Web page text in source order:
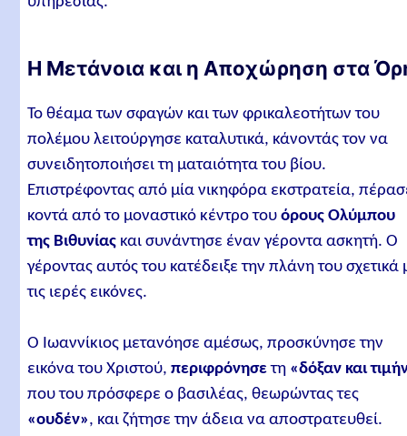
Η Μετάνοια και η Αποχώρηση στα
Το θέαμα των σφαγών και των φρικαλεοτήτων του
πολέμου λειτούργησε καταλυτικά, κάνοντάς τον να
συνειδητοποιήσει τη ματαιότητα του βίου.
Επιστρέφοντας από μία νικηφόρα εκστρατεία,
κοντά από το μοναστικό κέντρο τουόρους Ολύμπου
της Βιθυνίας και συνάντησε έναν γέροντα ασκητή. Ο
γέροντας αυτός του κατέδειξε την πλάνη του σχετικά
τις ιερές εικόνες.
Ο Ιωαννίκιος μετανόησε αμέσως, προσκύνησε την
εικόνα του Χριστού,περιφρόνησετη «δόξαν και
που του πρόσφερε ο βασιλέας, θεωρώντας τες
«ουδέν», και ζήτησε την άδεια να αποστρατευθεί.